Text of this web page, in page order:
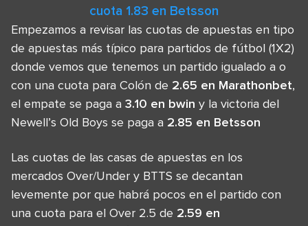
cuota 1.83 en Betsson
Empezamos a revisar las cuotas de apuestas en tipo
de apuestas más típico para partidos de fútbol (1X2)
donde vemos que tenemos un partido igualado a o
con una cuota para Colón de 2.65 en Marathonbet,
el empate se paga a 3.10 en bwin y la victoria del
Newell’s Old Boys se paga a 2.85 en Betsson
Las cuotas de las casas de apuestas en los
mercados Over/Under y BTTS se decantan
levemente por que habrá pocos en el partido con
una cuota para el Over 2.5 de 2.59 en